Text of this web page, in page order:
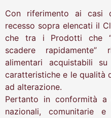
Con riferimento ai casi
recesso sopra elencati il
che tra i Prodotti che
scadere
alimentari acquistabili
caratteristiche e le
ad alterazione.
Pertanto in conformità
nazionali, comunitarie